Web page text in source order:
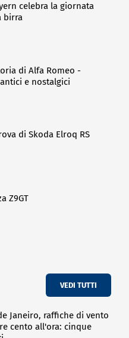
celebra la giornata
birra
di Alfa Romeo -
e nostalgici
di Skoda Elroq RS
Z9GT
VEDI TUTTI
Janeiro, raffiche di vento
cento all'ora: cinque